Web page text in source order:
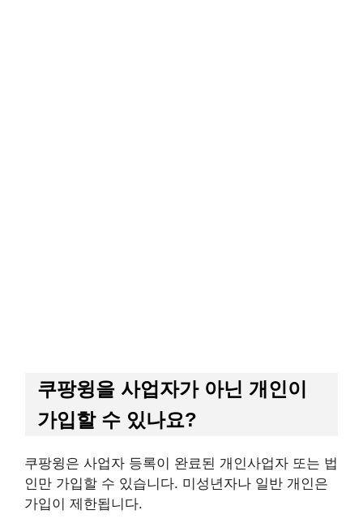
쿠팡윙을 사업자가 아닌 개인이
가입할 수 있나요?
쿠팡윙은 사업자 등록이 완료된 개인사업자 또는 법
인만 가입할 수 있습니다. 미성년자나 일반 개인은
가입이 제한됩니다.